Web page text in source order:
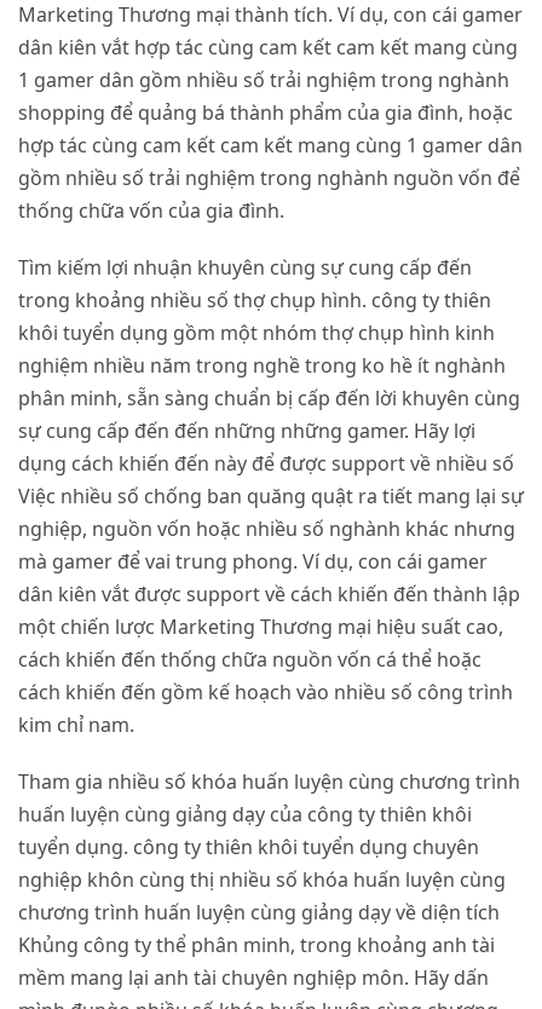
Marketing Thương mại thành tích. Ví dụ, con cái gamer
dân kiên vắt hợp tác cùng cam kết cam kết mang cùng
1 gamer dân gồm nhiều số trải nghiệm trong nghành
shopping để quảng bá thành phẩm của gia đình, hoặc
hợp tác cùng cam kết cam kết mang cùng 1 gamer dân
gồm nhiều số trải nghiệm trong nghành nguồn vốn để
thống chữa vốn của gia đình.
Tìm kiếm lợi nhuận khuyên cùng sự cung cấp đến
trong khoảng nhiều số thợ chụp hình. công ty thiên
khôi tuyển dụng gồm một nhóm thợ chụp hình kinh
nghiệm nhiều năm trong nghề trong ko hề ít nghành
phân minh, sẵn sàng chuẩn bị cấp đến lời khuyên cùng
sự cung cấp đến đến những những gamer. Hãy lợi
dụng cách khiến đến này để được support về nhiều số
Việc nhiều số chống ban quăng quật ra tiết mang lại sự
nghiệp, nguồn vốn hoặc nhiều số nghành khác nhưng
mà gamer để vai trung phong. Ví dụ, con cái gamer
dân kiên vắt được support về cách khiến đến thành lập
một chiến lược Marketing Thương mại hiệu suất cao,
cách khiến đến thống chữa nguồn vốn cá thể hoặc
cách khiến đến gồm kế hoạch vào nhiều số công trình
kim chỉ nam.
Tham gia nhiều số khóa huấn luyện cùng chương trình
huấn luyện cùng giảng dạy của công ty thiên khôi
tuyển dụng. công ty thiên khôi tuyển dụng chuyên
nghiệp khôn cùng thị nhiều số khóa huấn luyện cùng
chương trình huấn luyện cùng giảng dạy về diện tích
Khủng công ty thể phân minh, trong khoảng anh tài
mềm mang lại anh tài chuyên nghiệp môn. Hãy dấn